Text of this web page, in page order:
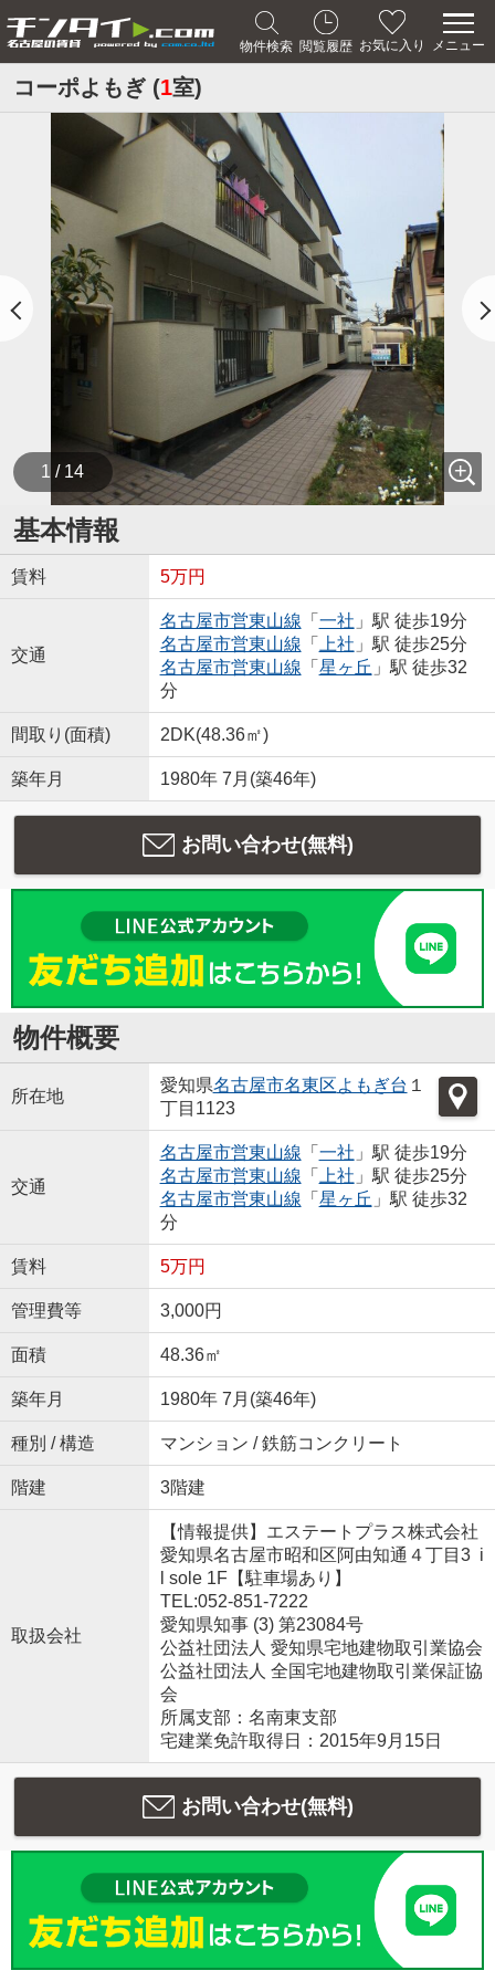
物件検索 閲覧履歴 お気に入り メニュー
コーポよもぎ (1室)
1 / 14
基本情報
賃料 5万円
交通
名古屋市営東山線 「 一社 」駅 徒歩19分
名古屋市営東山線 「 上社 」駅 徒歩25分
名古屋市営東山線 「 星ヶ丘 」駅 徒歩32
分
間取り(面積) 2DK(48.36㎡)
築年月 1980年 7月(築46年)
お問い合わせ(無料)
物件概要
所在地
愛知県名古屋市名東区よもぎ台 １
丁目1123
交通
名古屋市営東山線 「 一社 」駅 徒歩19分
名古屋市営東山線 「 上社 」駅 徒歩25分
名古屋市営東山線 「 星ヶ丘 」駅 徒歩32
分
賃料 5万円
管理費等 3,000円
面積 48.36㎡
築年月 1980年 7月(築46年)
種別 / 構造 マンション / 鉄筋コンクリート
階建 3階建
取扱会社
【情報提供】エステートプラス株式会社
愛知県名古屋市昭和区阿由知通４丁目3 i
l sole 1F【駐車場あり】
TEL:052-851-7222
愛知県知事 (3) 第23084号
公益社団法人 愛知県宅地建物取引業協会
公益社団法人 全国宅地建物取引業保証協
会
所属支部：名南東支部
宅建業免許取得日：2015年9月15日
お問い合わせ(無料)